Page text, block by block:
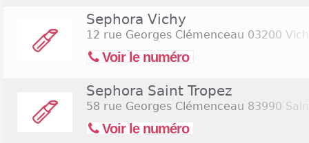
Sephora Vichy
12 rue Georges Clémenceau 03200
Voir le numéro
Sephora Saint Tropez
58 rue Georges Clémenceau 83990
Voir le numéro